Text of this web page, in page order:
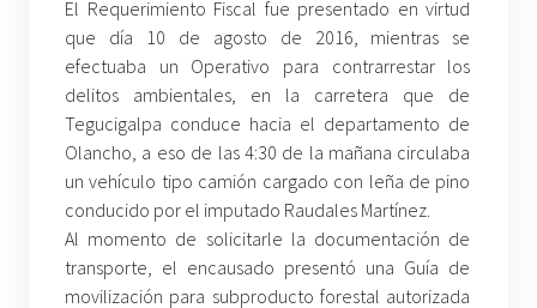
El Requerimiento Fiscal fue presentado en virtud
que día 10 de agosto de 2016, mientras se
efectuaba un Operativo para contrarrestar los
delitos ambientales, en la carretera que de
Tegucigalpa conduce hacia el departamento de
Olancho, a eso de las 4:30 de la mañana circulaba
un vehículo tipo camión cargado con leña de pino
conducido por el imputado Raudales Martínez.
Al momento de solicitarle la documentación de
transporte, el encausado presentó una Guía de
movilización para subproducto forestal autorizada